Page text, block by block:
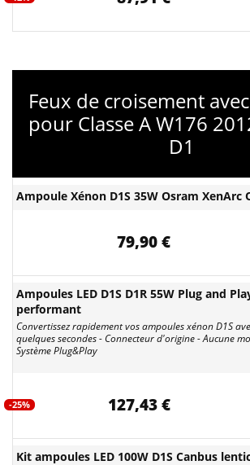
Feux de croisement
pour Classe A W176
D1
Ampoule Xénon D1S 35W Osram XenArc
79,90 €
Ampoules LED D1S D1R 55W Plug and
performant
Convertissez rapidement vos ampoules xénon D1S
quelques secondes - Connecteur d'origine - Aucune
Système Plug&Play
-25% 127,43 €
Kit ampoules LED 100W D1S Canbus